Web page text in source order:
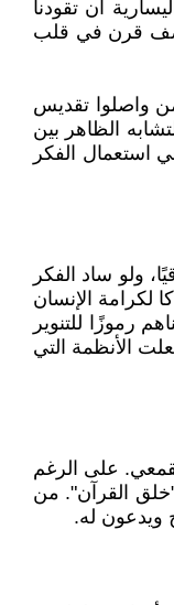
أن تقودنا
نصف قرن في قلب
واصلوا تقديس
الظاهر بين
استعمال الفكر
ولو ساد الفكر
لكرامة الإنسان
رموزًا للتنوير
الأنظمة التي
على الرغم
القرآن". من
ويدعون له.